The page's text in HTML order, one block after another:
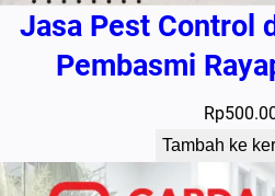
Jasa Pest Control
Pembasmi
Rp
Tambah ke